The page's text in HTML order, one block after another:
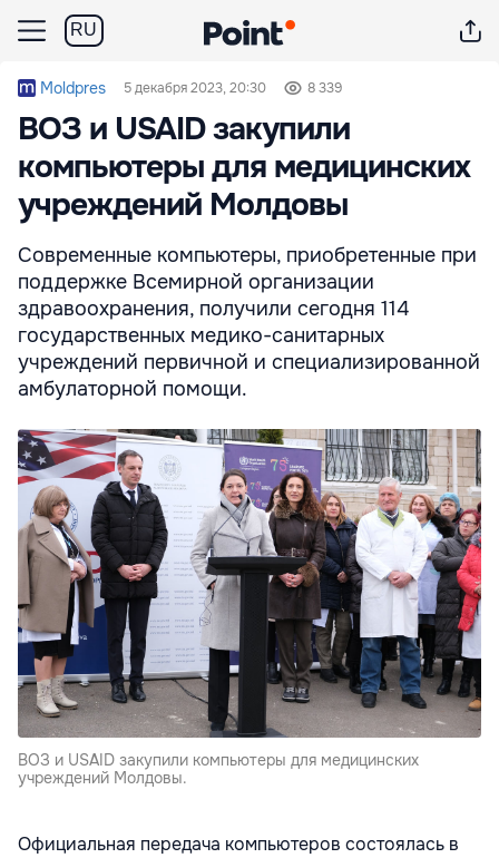
RU
Moldpres 5 декабря 2023, 20:30 8 339
ВОЗ и USAID закупили
компьютеры для медицинских
учреждений Молдовы
Современные компьютеры, приобретенные при
поддержке Всемирной организации
здравоохранения, получили сегодня 114
государственных медико-санитарных
учреждений первичной и специализированной
амбулаторной помощи.
ВОЗ и USAID закупили компьютеры для медицинских
учреждений Молдовы.
Официальная передача компьютеров состоялась в